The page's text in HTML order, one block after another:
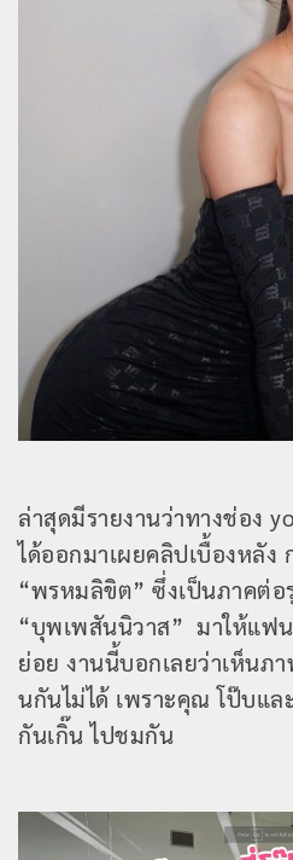
ล่าสุดมีรายงานว่าทางช่อง
ได้ออกมาเผยคลิปเบื้องหลัง
“พรหมลิขิต” ซึ่งเป็นภาคต่อ
“บุพเพสันนิวาส” มาให้แฟ
ย่อย งานนี้บอกเลยว่าเห็นภ
นกันไม่ได้ เพราะคุณ โป๊บแ
กันเกิ๊น ไปชมกัน